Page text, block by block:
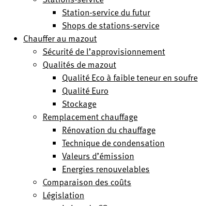
Station-service du futur
Shops de stations-service
Chauffer au mazout
Sécurité de l’approvisionnement
Qualités de mazout
Qualité Eco à faible teneur en soufre
Qualité Euro
Stockage
Remplacement chauffage
Rénovation du chauffage
Technique de condensation
Valeurs d’émission
Energies renouvelables
Comparaison des coûts
Législation